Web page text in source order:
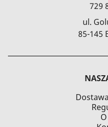
729
ul.
85-145